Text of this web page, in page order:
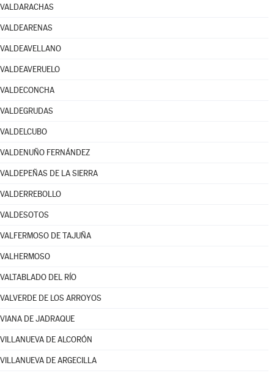
VALDARACHAS
VALDEARENAS
VALDEAVELLANO
VALDEAVERUELO
VALDECONCHA
VALDEGRUDAS
VALDELCUBO
VALDENUÑO FERNÁNDEZ
VALDEPEÑAS DE LA SIERRA
VALDERREBOLLO
VALDESOTOS
VALFERMOSO DE TAJUÑA
VALHERMOSO
VALTABLADO DEL RÍO
VALVERDE DE LOS ARROYOS
VIANA DE JADRAQUE
VILLANUEVA DE ALCORÓN
VILLANUEVA DE ARGECILLA